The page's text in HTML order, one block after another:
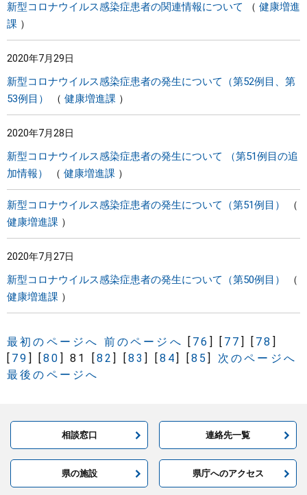
新型コロナウイルス感染症患者の関連情報について
健康増進
課
2020年7月29日
新型コロナウイルス感染症患者の発生について（第52例目、第
53例目）
健康増進課
2020年7月28日
新型コロナウイルス感染症患者の発生について （第51例目の追
加情報）
健康増進課
新型コロナウイルス感染症患者の発生について（第51例目）
健康増進課
2020年7月27日
新型コロナウイルス感染症患者の発生について（第50例目）
健康増進課
最初のページへ 前のページへ [ 76 ] [ 77 ] [ 78 ]
[ 79 ] [80 ] 81 [82] [83] [84] [85]
次のページへ
最後のページへ
相談窓口 連絡先一覧
県の施設 県庁へのアクセス